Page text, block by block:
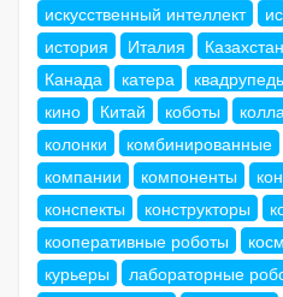
искусственный интеллект
история
Италия Казахстан
Канада
катера
кино
Китай коботы
колонки
комбинированные
компании
компоненты
конспекты
конструкторы
кооперативные роботы
курьеры
лабораторные